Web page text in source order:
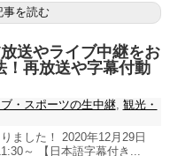
事を読む
送やライブ中継をお
！再放送や字幕付動
・スポーツの生中継, 観光・
ました！ 2020年12月29日
～ 【日本語字幕付き...